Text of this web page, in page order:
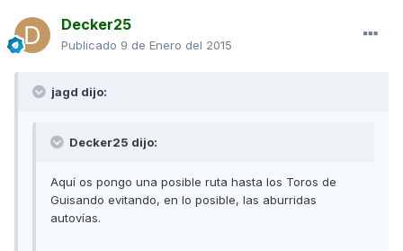
Decker25
Publicado 9 de Enero del 2015
jagd dijo:
Decker25 dijo:
Aquí os pongo una posible ruta hasta los Toros de
Guisando evitando, en lo posible, las aburridas
autovías.